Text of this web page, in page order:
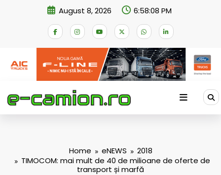
August 8, 2026 6:58:08 PM
Home eNEWS
2018
TIMOCOM: mai mult de 40 de milioane de oferte de
transport și marfă